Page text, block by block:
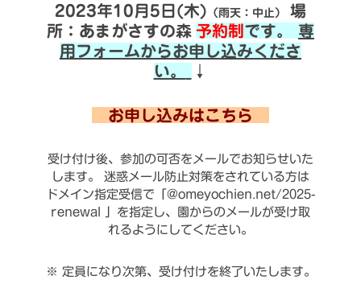
2023年10月5日(木) （雨天：中止）
場
所：あまがさすの森 予約制 です。
専
用フォームからお申し込みくださ
い。
↓
お申し込みはこちら
受け付け後、参加の可否をメールでお知らせいた
します。
迷惑メール防止対策をされている方は
ドメイン指定受信で「@omeyochien.net/2025-
renewal 」を指定し、園からのメールが受け取
れるようにしてください。
※ 定員になり次第、受け付けを終了いたします。